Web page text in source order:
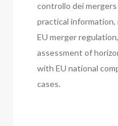
controllo dei
practical
EU merger
assessment of
with EU national
cases.